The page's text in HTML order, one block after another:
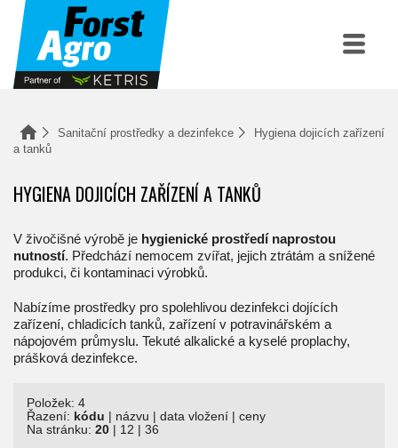
Sanitační prostředky a dezinfekce
Hygiena dojicích zařízení
a tanků
HYGIENA DOJICÍCH ZAŘÍZENÍ A TANKŮ
V živočišné výrobě je hygienické prostředí naprostou
nutností. Předchází nemocem zvířat, jejich ztrátám a snížené
produkci, či kontaminaci výrobků.
Nabízíme prostředky pro spolehlivou dezinfekci dojících
zařízení, chladicích tanků, zařízení v potravinářském a
nápojovém průmyslu. Tekuté alkalické a kyselé proplachy,
prášková dezinfekce.
Položek: 4
Řazení: kódu názvu data vložení
ceny
Na stránku: 20 12 36